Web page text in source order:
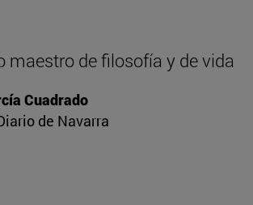
maestro de filosofía y de vida
Cuadrado
de Navarra